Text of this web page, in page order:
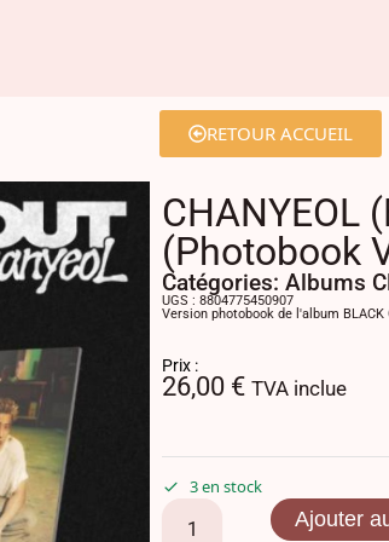
RETOUR ACCUEIL
CHANYEOL
(Photobook
Catégories: Albums
UGS : 8804775450907
Version photobook de l'album BLACK
Prix :
26,00 € TVA inclue
3 en stock
Ajouter